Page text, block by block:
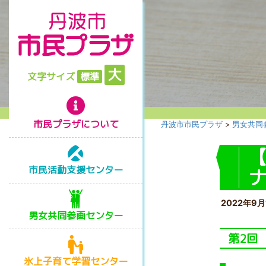
文字サイズ 標準 大
市民プラザについて
市民活動支援センター
男女共同参画センター
氷上子育て学習センター
丹波市市民プラザ> 男女共同
2022年9月
第2回